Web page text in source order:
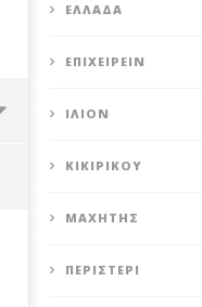
ΕΛΛΆΔΑ
ΕΠΙΧΕΙΡΕΊΝ
ΊΛΙΟΝ
ΚΙΚΙΡΙΚΟΥ
ΜΑΧΗΤΗΣ
ΠΕΡΙΣΤΈΡΙ